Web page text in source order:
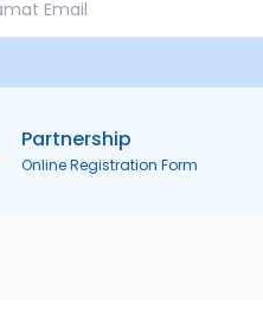
Partnership
Online Registration Form